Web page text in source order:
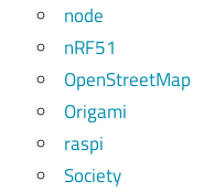
node
nRF51
OpenStreetMap
Origami
raspi
Society